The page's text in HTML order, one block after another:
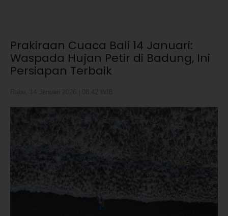
Prakiraan Cuaca Bali 14 Januari:
Waspada Hujan Petir di Badung, Ini
Persiapan Terbaik